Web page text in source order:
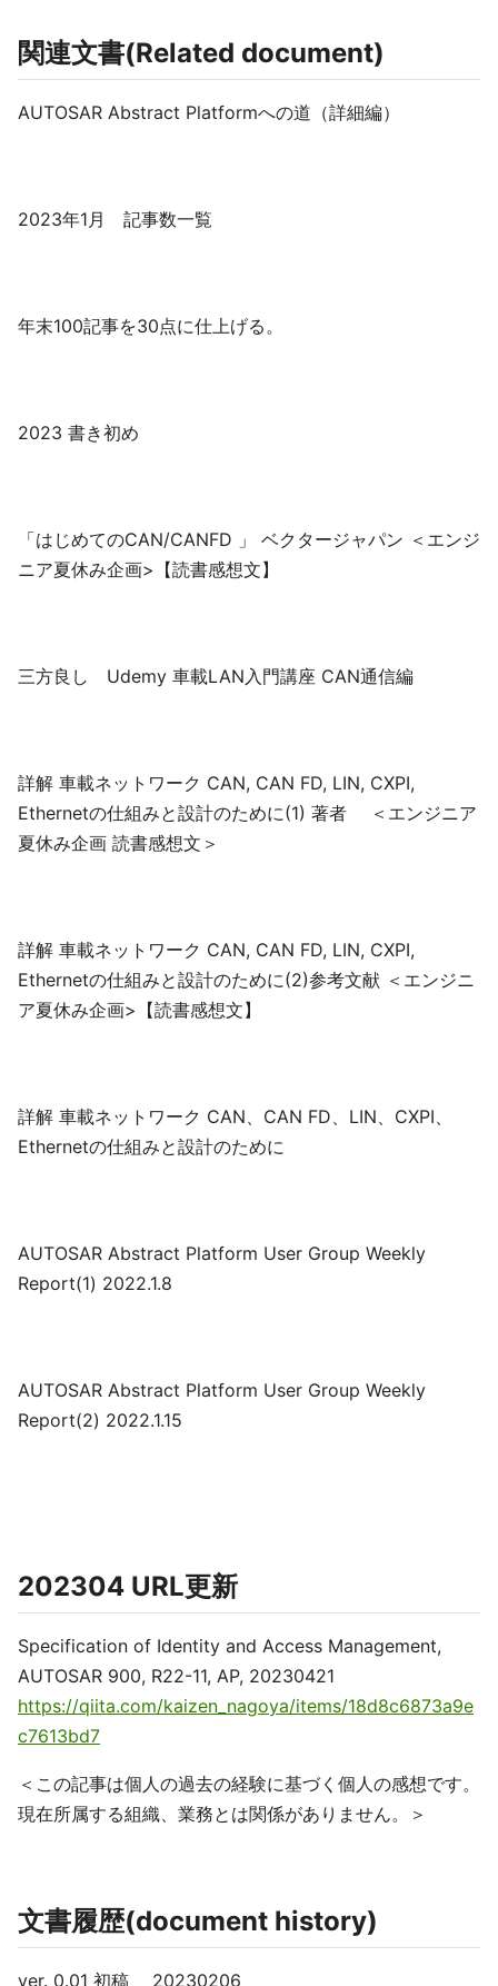
関連文書(Related document)
AUTOSAR Abstract Platformへの道（詳細編）
2023年1月 記事数一覧
年末100記事を30点に仕上げる。
2023 書き初め
「はじめてのCAN/CANFD 」 ベクタージャパン ＜エンジ
ニア夏休み企画>【読書感想文】
三方良し Udemy 車載LAN入門講座 CAN通信編
詳解 車載ネットワーク CAN, CAN FD, LIN, CXPI,
Ethernetの仕組みと設計のために(1) 著者 ＜エンジニア
夏休み企画 読書感想文＞
詳解 車載ネットワーク CAN, CAN FD, LIN, CXPI,
Ethernetの仕組みと設計のために(2)参考文献 ＜エンジニ
ア夏休み企画>【読書感想文】
詳解 車載ネットワーク CAN、CAN FD、LIN、CXPI、
Ethernetの仕組みと設計のために
AUTOSAR Abstract Platform User Group Weekly
Report(1) 2022.1.8
AUTOSAR Abstract Platform User Group Weekly
Report(2) 2022.1.15
202304 URL更新
Specification of Identity and Access Management,
AUTOSAR 900, R22-11, AP, 20230421
https://qiita.com/kaizen_nagoya/items/18d8c6873a9e
c7613bd7
＜この記事は個人の過去の経験に基づく個人の感想です。
現在所属する組織、業務とは関係がありません。＞
文書履歴(document history)
ver. 0.01 初稿 20230206